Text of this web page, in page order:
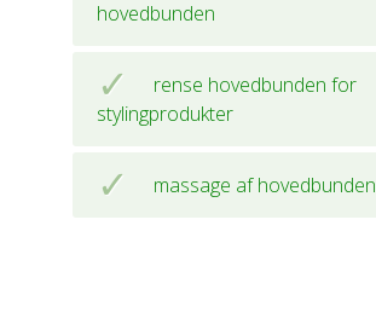
hovedbunden
rense hovedbunden for
stylingprodukter
massage af hovedbunden